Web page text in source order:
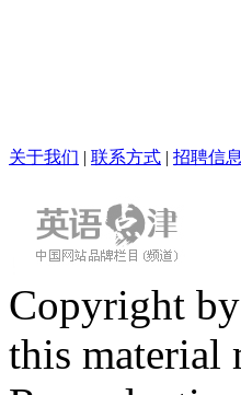
关于我们 | 联系方式 | 招聘信息
Copyright
this material